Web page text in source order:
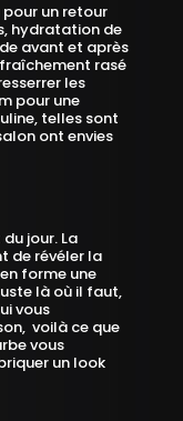
un retour
hydratation de
avant et après
rasé
les
pour une
telles sont
ont envies
jour. La
de révéler la
forme une
là où il faut,
vous
voilà ce que
vous
un look